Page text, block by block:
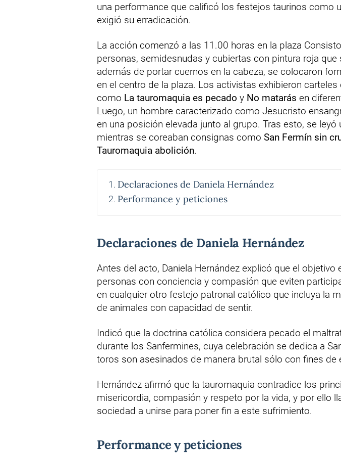
una performance que calificó los festejos taurinos como
exigió su erradicación.
La acción comenzó a las 11.00 horas en la plaza
personas, semidesnudas y cubiertas con pintura roja que
además de portar cuernos en la cabeza, se colocaron
en el centro de la plaza. Los activistas exhibieron
como La tauromaquia es pecado y No matarás en
Luego, un hombre caracterizado como Jesucristo
en una posición elevada junto al grupo. Tras esto, se leyó
mientras se coreaban consignas como San Fermín sin
Tauromaquia abolición.
Declaraciones de Daniela Hernández
Performance y peticiones
Declaraciones de Daniela Hernández
Antes del acto, Daniela Hernández explicó que el objetivo
personas con conciencia y compasión que eviten
en cualquier otro festejo patronal católico que incluya la
de animales con capacidad de sentir.
Indicó que la doctrina católica considera pecado el
durante los Sanfermines, cuya celebración se dedica a
toros son asesinados de manera brutal sólo con fines de
Hernández afirmó que la tauromaquia contradice los
misericordia, compasión y respeto por la vida, y por ello
sociedad a unirse para poner fin a este sufrimiento.
Performance y peticiones